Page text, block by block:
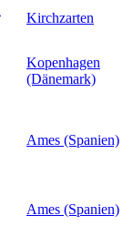
Kirchzarten
Kopenhagen
(Dänemark)
Ames (Spanien)
Ames (Spanien)